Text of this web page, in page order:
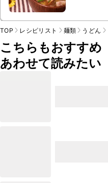
TOP レシピリスト 麺類 うどん
こちらもおすすめ
あわせて読みたい